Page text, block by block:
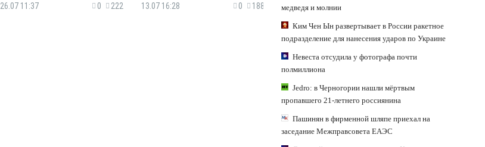
26.07 11:37 0 222 13.07 16:28 0 188
медведя и молнии
Ким Чен Ын развертывает в России ракетное
подразделение для нанесения ударов по Украине
Невеста отсудила у фотографа почти
полмиллиона
Jedro: в Черногории нашли мёртвым
пропавшего 21-летнего россиянина
Пашинян в фирменной шляпе приехал на
заседание Межправсовета ЕАЭС